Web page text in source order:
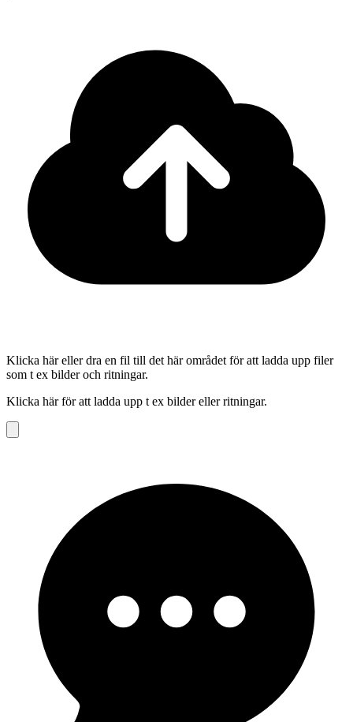
Klicka här eller dra en fil till det här området för att ladda upp filer
som t ex bilder och ritningar.
Klicka här för att ladda upp t ex bilder eller ritningar.